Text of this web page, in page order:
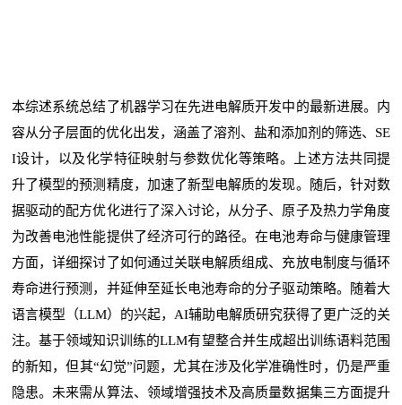
本综述系统总结了机器学习在先进电解质开发中的最新进展。内
容从分子层面的优化出发，涵盖了溶剂、盐和添加剂的筛选、SE
I设计，以及化学特征映射与参数优化等策略。上述方法共同提
升了模型的预测精度，加速了新型电解质的发现。随后，针对数
据驱动的配方优化进行了深入讨论，从分子、原子及热力学角度
为改善电池性能提供了经济可行的路径。在电池寿命与健康管理
方面，详细探讨了如何通过关联电解质组成、充放电制度与循环
寿命进行预测，并延伸至延长电池寿命的分子驱动策略。随着大
语言模型（LLM）的兴起，AI辅助电解质研究获得了更广泛的关
注。基于领域知识训练的LLM有望整合并生成超出训练语料范围
的新知，但其“幻觉”问题，尤其在涉及化学准确性时，仍是严重
隐患。未来需从算法、领域增强技术及高质量数据集三方面提升